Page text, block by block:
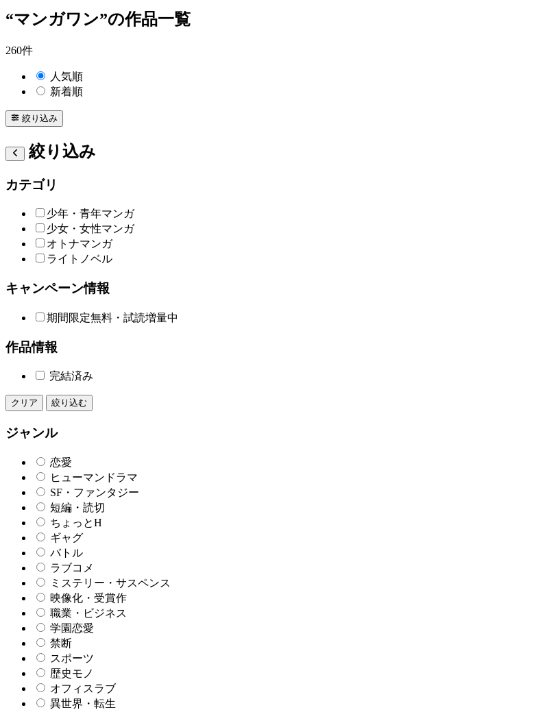
“マンガワン”の作品一覧
260件
人気順
新着順
絞り込み
絞り込み
カテゴリ
少年・青年マンガ
少女・女性マンガ
オトナマンガ
ライトノベル
キャンペーン情報
期間限定無料・試読増量中
作品情報
完結済み
クリア 絞り込む
ジャンル
恋愛
ヒューマンドラマ
SF・ファンタジー
短編・読切
ちょっとH
ギャグ
バトル
ラブコメ
ミステリー・サスペンス
映像化・受賞作
職業・ビジネス
学園恋愛
禁断
スポーツ
歴史モノ
オフィスラブ
異世界・転生